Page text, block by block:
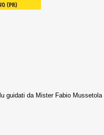
guidati da Mister Fabio